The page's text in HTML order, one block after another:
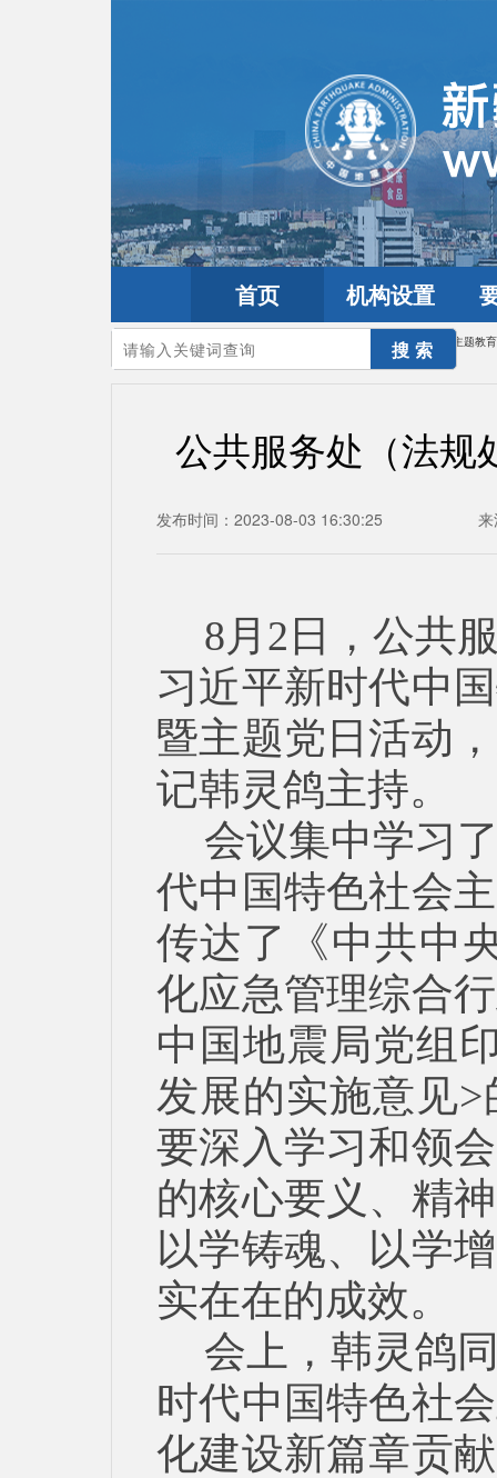
首页 机构设置
您的当前位置：首页>学习贯彻习近平新时代中国特色社会主义思想主题教育
公共服务处（法规
发布时间：2023-08-03 16:30:25
8月2日，公共
习近平新时代中
暨主题党日活动
记韩灵鸽主持。
会议集中学习
代中国特色社会
传达了《中共中
化应急管理综合
中国地震局党组
发展的实施意见
要深入学习和领
的核心要义、精
以学铸魂、以学
实在在的成效。
会上，韩灵鸽
时代中国特色社
化建设新篇章贡